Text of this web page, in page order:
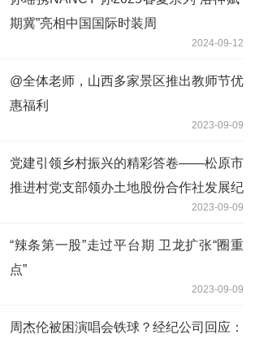
期冀”亮相中国国际时装周
2024-09-12
@全体老师，山西多家景区推出教师节优
惠福利
2023-09-09
党建引领乡村振兴的精彩答卷——松原市
推进村党支部领办土地股份合作社发展纪
2023-09-09
“辣条第一股”走过平台期 卫龙扩张“圈重
点”
2023-09-09
周杰伦被困演唱会铁球？经纪公司回应：